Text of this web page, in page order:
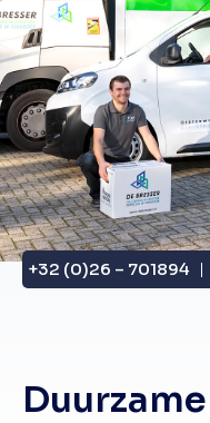
+32 (0)26 – 701894